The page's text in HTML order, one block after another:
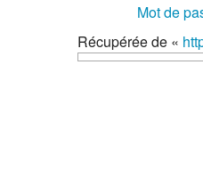
Mot de
Récupérée de «